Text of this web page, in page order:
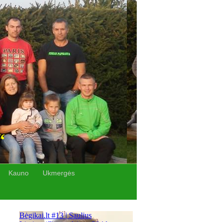
Kauno Ukmergės